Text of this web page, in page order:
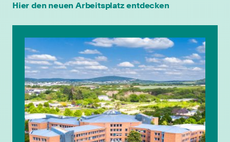
Hier den neuen Arbeitsplatz entdecken